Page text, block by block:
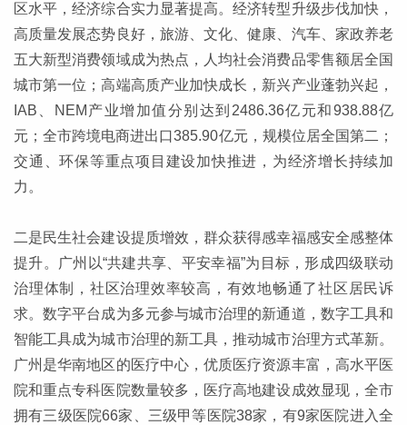
区水平，经济综合实力显著提高。经济转型升级步伐加快，
高质量发展态势良好，旅游、文化、健康、汽车、家政养老
五大新型消费领域成为热点，人均社会消费品零售额居全国
城市第一位；高端高质产业加快成长，新兴产业蓬勃兴起，
IAB、NEM产业增加值分别达到2486.36亿元和938.88亿
元；全市跨境电商进出口385.90亿元，规模位居全国第二；
交通、环保等重点项目建设加快推进，为经济增长持续加
力。
二是民生社会建设提质增效，群众获得感幸福感安全感整体
提升。广州以“共建共享、平安幸福”为目标，形成四级联动
治理体制，社区治理效率较高，有效地畅通了社区居民诉
求。数字平台成为多元参与城市治理的新通道，数字工具和
智能工具成为城市治理的新工具，推动城市治理方式革新。
广州是华南地区的医疗中心，优质医疗资源丰富，高水平医
院和重点专科医院数量较多，医疗高地建设成效显现，全市
拥有三级医院66家、三级甲等医院38家，有9家医院进入全